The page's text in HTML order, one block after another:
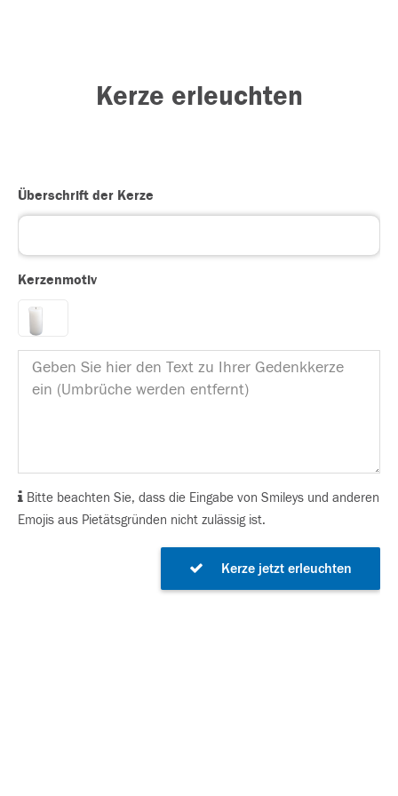
Kerze erleuchten
Überschrift der Kerze
Kerzenmotiv
Bitte beachten Sie, dass die Eingabe von Smileys und anderen
Emojis aus Pietätsgründen nicht zulässig ist.
Kerze jetzt erleuchten